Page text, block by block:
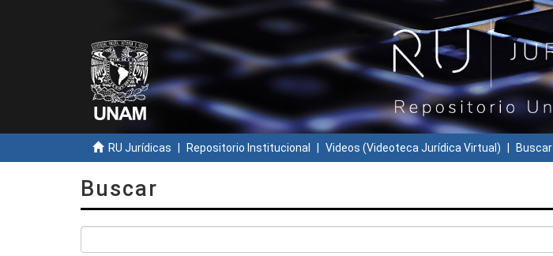
RU Jurídicas Repositorio Institucional Videos (Videoteca Jurídica Virtual) Buscar
Buscar